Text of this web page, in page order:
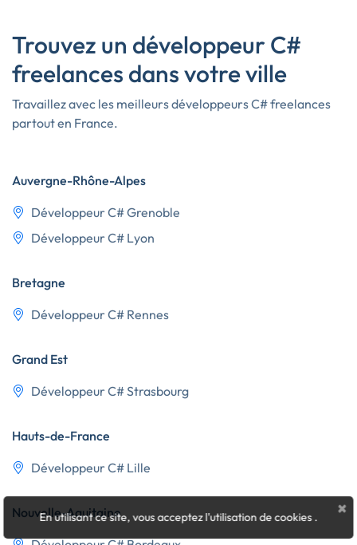
Trouvez un développeur C#
freelances dans votre ville
Travaillez avec les meilleurs développeurs C# freelances
partout en France.
Auvergne-Rhône-Alpes
Développeur C# Grenoble
Développeur C# Lyon
Bretagne
Développeur C# Rennes
Grand Est
Développeur C# Strasbourg
Hauts-de-France
Développeur C# Lille
Nouvelle-Aquitaine
×
En utilisant ce site, vous acceptez l'utilisation de cookies.